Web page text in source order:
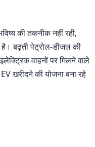
की तकनीक नहीं रही,
है। बढ़ती पेट्रोल-डीजल की
वाहनों पर मिलने वाले
खरीदने की योजना बना रहे